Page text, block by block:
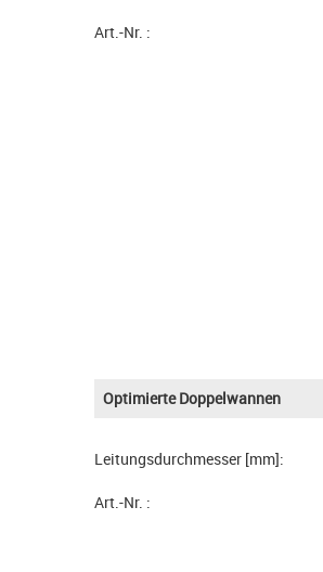
Art.-Nr. :
Optimierte Doppelwannen
Leitungsdurchmesser [mm]:
Art.-Nr. :